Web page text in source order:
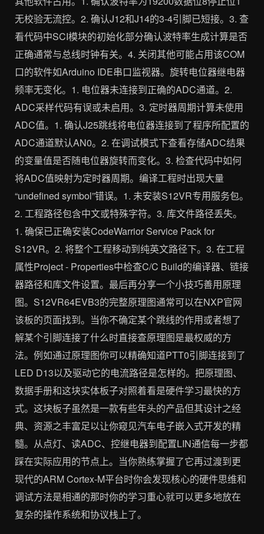
无校验无流控。2. 确认J12和J14的3-4引脚已短接。3. 查
看代码中SCI模块的初始化部分确认波特率生成计算是否
正确通常与总线时钟有关。4. 关闭其他可能占用该COM
口的软件如Arduino IDE串口监视器。旋转电位器继电器
频率无变化。1. 电位器未连接到正确的ADC通道。2.
ADC采样代码有误或未启用。3. 定时器周期计算未使用
ADC值。1. 确认J25跳线将电位器连接到了程序所配置的
ADC通道默认AN0。2. 在调试模式下查看存储ADC结果
的变量值是否随电位器旋转而变化。3. 检查代码中如何
将ADC值映射为定时器周期。编译工程时出现大量
“undefined symbol”错误。1. 未安装S12VR专用服务包。
2. 工程路径包含中文或特殊字符。3. 库文件路径丢失。
1. 确保已正确安装CodeWarrior Service Pack for
S12VR。2. 将整个工程移动到纯英文路径下。3. 在工程
属性Project - Properties中检查C/C Build的编译器、链接
器路径和库文件设置。最后再分享一个小技巧善用原理
图。S12VR64EVB3的完整原理图通常可以在NXP官网
该板的页面找到。当你不确定某个跳线的作用或者想了
解某个引脚连接了什么时直接查原理图是最权威的方
法。例如通过原理图你可以精确知道PTT0引脚连接到了
LED D13以及驱动它的电流路径是怎样的。把原理图、
数据手册和这块实体板子对照着看是硬件学习最快的方
式。这块板子虽然是一款有些年头的产品但其设计之经
典、资源之丰富足以让你窥见汽车电子嵌入式开发的精
髓。从点灯、读ADC、控继电器到配置LIN通信每一步都
踩在实际应用的节点上。当你熟练掌握了它再过渡到更
现代的ARM Cortex-M平台时你会发现核心的硬件思维和
调试方法是相通的那时你的学习重心就可以更多地放在
复杂的操作系统和协议栈上了。